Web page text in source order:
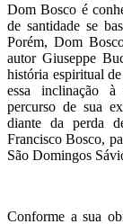
Dom Bosco é
de santidade se
Porém, Dom
autor Giuseppe
história espiritual
essa inclinação à
percurso de sua
diante da perda
Francisco Bosco,
São Domingos
Conforme a sua